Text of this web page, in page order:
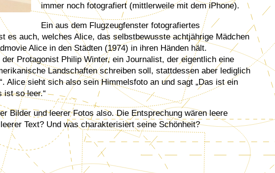
immer noch fotografiert (mittlerweile mit dem iPhone).
Ein aus dem Flugzeugfenster fotografiertes
es auch, welches Alice, das selbstbewusste achtjährige Mädchen
Alice in den Städten (1974) in ihren Händen hält.
Protagonist Philip Winter, ein Journalist, der eigentlich eine
Landschaften schreiben soll, stattdessen aber lediglich
Alice sieht sich also sein Himmelsfoto an und sagt „Das ist ein
ist so leer.“
Bilder und leerer Fotos also. Die Entsprechung wären leere
Text? Und was charakterisiert seine Schönheit?